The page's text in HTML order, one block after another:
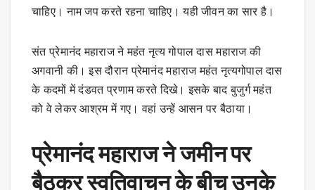
चाहिए। नाम जप करते रहना चाहिए। यही जीवन का सार है।
संत प्रेमानंद महाराज ने महंत नृत्य गोपाल दास महाराज की
अगवानी की। इस दौरान प्रेमानंद महाराज महंत नृत्यगोपाल दास
के कदमों में दंडवत प्रणाम करते दिखे। इसके बाद बुजुर्ग महंत
को वे लेकर आश्रम में गए। वहां उन्हें आसन पर बैठाया।
प्रेमानंद महाराज ने जमीन पर
बैठकर स्वतिवाचन के बीच उनके